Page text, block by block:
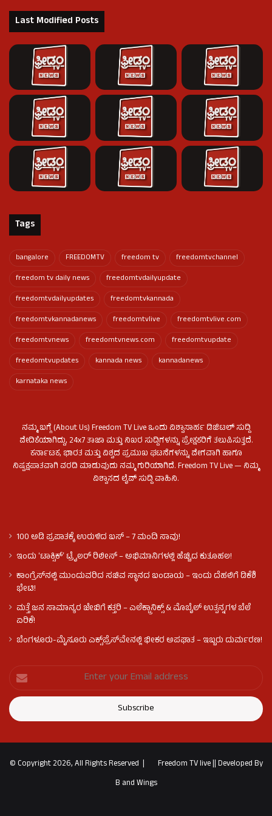
Last Modified Posts
Tags
bangalore FREEDOMTV freedom tv
freedomtvchannel
freedom tv daily news
freedomtvdailyupdate
freedomtvdailyupdates
freedomtvkannada
freedomtvkannadanews
freedomtvlive
freedomtvlive.com
freedomtvnews
freedomtvnews.com
freedomtvupdate
freedomtvupdates
kannada news
kannadanews
karnataka news
ನಮ್ಮ ಬಗ್ಗೆ (About Us) Freedom TV Live ಒಂದು ವಿಶ್ವಾಸಾರ್ಹ ಡಿಜಿಟಲ್ ಸುದ್ದಿ
ವೇದಿಕೆಯಾಗಿದ್ದು, 24x7 ತಾಜಾ ಮತ್ತು ನಿಖರ ಸುದ್ದಿಗಳನ್ನು ಪ್ರೇಕ್ಷಕರಿಗೆ ತಲುಪಿಸುತ್ತದೆ.
ಕರ್ನಾಟಕ, ಭಾರತ ಮತ್ತು ವಿಶ್ವದ ಪ್ರಮುಖ ಘಟನೆಗಳನ್ನು ವೇಗವಾಗಿ ಹಾಗೂ
ನಿಷ್ಪಕ್ಷಪಾತವಾಗಿ ವರದಿ ಮಾಡುವುದು ನಮ್ಮ ಗುರಿಯಾಗಿದೆ. Freedom TV Live — ನಿಮ್ಮ
ವಿಶ್ವಾಸದ ಲೈವ್ ಸುದ್ದಿ ವಾಹಿನಿ.
100 ಅಡಿ ಪ್ರಪಾತಕ್ಕೆ ಉರುಳಿದ ಬಸ್‌ – 7 ಮಂದಿ ಸಾವು!
ಇಂದು ʻಟಾಕ್ಸಿಕ್ʼ ಟ್ರೈಲರ್ ರಿಲೀಸ್‌ – ಅಭಿಮಾನಿಗಳಲ್ಲಿ ಹೆಚ್ಚಿದ ಕುತೂಹಲ!
ಕಾಂಗ್ರೆಸ್​ನಲ್ಲಿ ಮುಂದುವರಿದ ಸಚಿವ ಸ್ಥಾನದ ಬಂಡಾಯ – ಇಂದು ದೆಹಲಿಗೆ ಡಿಕೆಶಿ
ಭೇಟಿ!
ಮತ್ತೆ ಜನ ಸಾಮಾನ್ಯರ ಜೇಬಿಗೆ ಕತ್ತರಿ – ಎಲೆಕ್ಟ್ರಾನಿಕ್ಸ್ & ಮೊಬೈಲ್ ಉತ್ಪನ್ನಗಳ ಬೆಲೆ
ಏರಿಕೆ!
ಬೆಂಗಳೂರು-ಮೈಸೂರು ಎಕ್ಸ್‌ಪ್ರೆಸ್‌ವೇನಲ್ಲಿ ಭೀಕರ ಅಪಘಾತ – ಇಬ್ಬರು ದುರ್ಮರಣ!
© Copyright 2026, All Rights Reserved | Freedom TV live||Developed By
B and Wings